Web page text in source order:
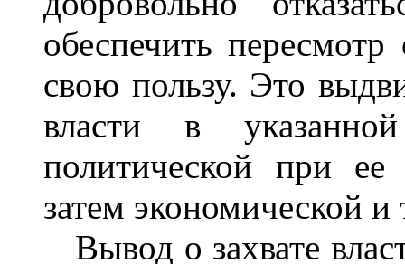
обеспечить
свою пользу. Это
власти в
политической при ее
затем экономической и
Вывод о захвате